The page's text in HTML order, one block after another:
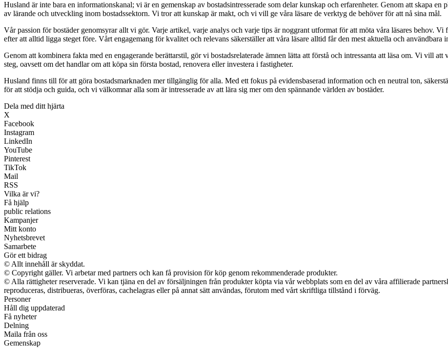
Husland är inte bara en informationskanal; vi är en gemenskap av bostadsintresserade som delar kunskap och erfarenheter. Genom att skapa
av lärande och utveckling inom bostadssektorn. Vi tror att kunskap är makt, och vi vill ge våra läsare de verktyg de behöver för att nå sina mål.
Vår passion för bostäder genomsyrar allt vi gör. Varje artikel, varje analys och varje tips är noggrant utformat för att möta våra läsares behov.
efter att alltid ligga steget före. Vårt engagemang för kvalitet och relevans säkerställer att våra läsare alltid får den mest aktuella och användbara
Genom att kombinera fakta med en engagerande berättarstil, gör vi bostadsrelaterade ämnen lätta att förstå och intressanta att läsa om. Vi vill att
steg, oavsett om det handlar om att köpa sin första bostad, renovera eller investera i fastigheter.
Husland finns till för att göra bostadsmarknaden mer tillgänglig för alla. Med ett fokus på evidensbaserad information och en neutral ton,
för att stödja och guida, och vi välkomnar alla som är intresserade av att lära sig mer om den spännande världen av bostäder.
Dela med ditt hjärta
X
Facebook
Instagram
LinkedIn
YouTube
Pinterest
TikTok
Mail
RSS
Vilka är vi?
Få hjälp
public relations
Kampanjer
Mitt konto
Nyhetsbrevet
Samarbete
Gör ett bidrag
© Allt innehåll är skyddat.
© Copyright gäller. Vi arbetar med partners och kan få provision för köp genom rekommenderade produkter.
© Alla rättigheter reserverade. Vi kan tjäna en del av försäljningen från produkter köpta via vår webbplats som en del av våra affilierade
reproduceras, distribueras, överföras, cachelagras eller på annat sätt användas, förutom med vårt skriftliga tillstånd i förväg.
Personer
Håll dig uppdaterad
Få nyheter
Delning
Maila från oss
Gemenskap